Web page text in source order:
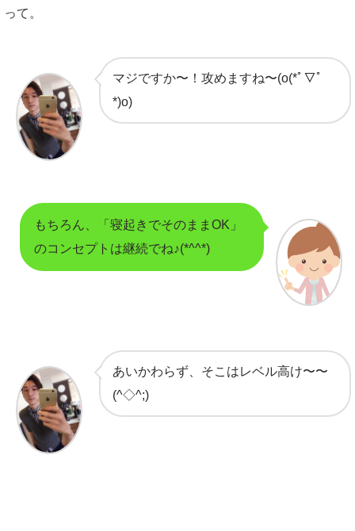
って。
マジですか〜！攻めますね〜(o(*ﾟ▽ﾟ
*)o)
もちろん、「寝起きでそのままOK」
のコンセプトは継続でね♪(*^^*)
あいかわらず、そこはレベル高け〜〜
(^◇^;)